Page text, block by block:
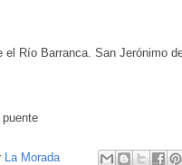
el Río Barranca. San Jerónimo
La Morada